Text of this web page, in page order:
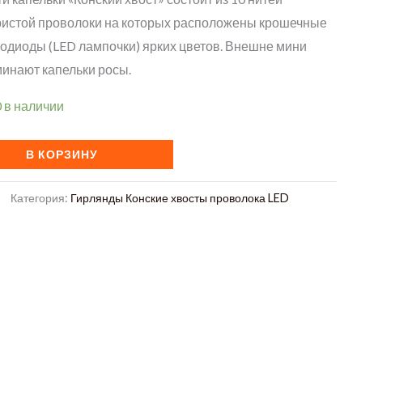
проволоки на которых расположены крошечные
(LED лампочки) ярких цветов. Внешне мини
капельки росы.
в наличии
В КОРЗИНУ
Категория: Гирлянды Конские хвосты проволока LED